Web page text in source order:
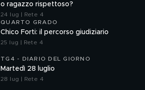
o ragazzo rispettoso?
24 lug | Rete 4
QUARTO GRADO
Chico Forti: il percorso giudiziario
25 lug | Rete 4
TG4 - DIARIO DEL GIORNO
Martedì 28 luglio
28 lug | Rete 4